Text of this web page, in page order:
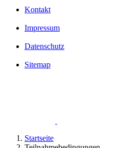
Kontakt
Impressum
Datenschutz
Sitemap
Startseite